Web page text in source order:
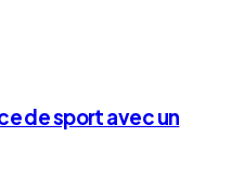
de sport avec un